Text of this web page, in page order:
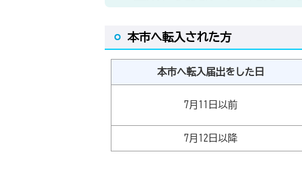
本市へ転入された方
本市へ転入届出をした日
7月11日以前
7月12日以降